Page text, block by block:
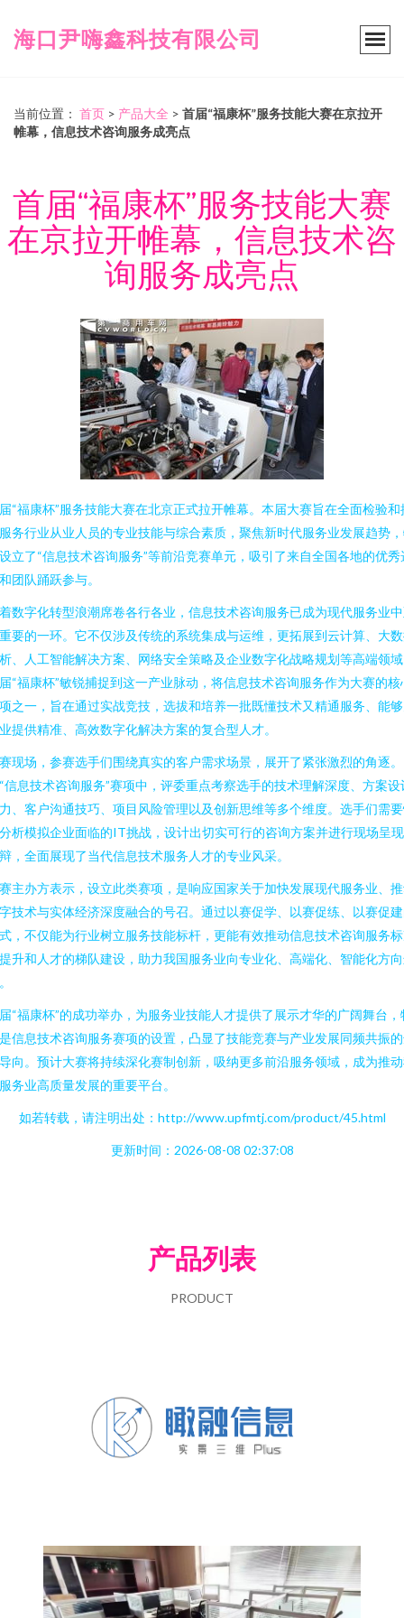
海口尹嗨鑫科技有限公司
当前位置： 首页 > 产品大全 > 首届“福康杯”服务技能大赛在京拉开
帷幕，信息技术咨询服务成亮点
首届“福康杯”服务技能大赛
在京拉开帷幕，信息技术咨
询服务成亮点
“福康杯”服务技能大赛在北京正式拉开帷幕。本届大赛旨在全面检验和
务行业从业人员的专业技能与综合素质，聚焦新时代服务业发展趋势
立了“信息技术咨询服务”等前沿竞赛单元，吸引了来自全国各地的优秀
团队踊跃参与。
数字化转型浪潮席卷各行各业，信息技术咨询服务已成为现代服务业
要的一环。它不仅涉及传统的系统集成与运维，更拓展到云计算、大
、人工智能解决方案、网络安全策略及企业数字化战略规划等高端领
“福康杯”敏锐捕捉到这一产业脉动，将信息技术咨询服务作为大赛的核
之一，旨在通过实战竞技，选拔和培养一批既懂技术又精通服务、能
提供精准、高效数字化解决方案的复合型人才。
现场，参赛选手们围绕真实的客户需求场景，展开了紧张激烈的角逐。
信息技术咨询服务”赛项中，评委重点考察选手的技术理解深度、方案设
、客户沟通技巧、项目风险管理以及创新思维等多个维度。选手们需
析模拟企业面临的IT挑战，设计出切实可行的咨询方案并进行现场呈
，全面展现了当代信息技术服务人才的专业风采。
主办方表示，设立此类赛项，是响应国家关于加快发展现代服务业、
技术与实体经济深度融合的号召。通过以赛促学、以赛促练、以赛促
，不仅能为行业树立服务技能标杆，更能有效推动信息技术咨询服务
升和人才的梯队建设，助力我国服务业向专业化、高端化、智能化方
“福康杯”的成功举办，为服务业技能人才提供了展示才华的广阔舞台，
信息技术咨询服务赛项的设置，凸显了技能竞赛与产业发展同频共振
向。预计大赛将持续深化赛制创新，吸纳更多前沿服务领域，成为推
务业高质量发展的重要平台。
如若转载，请注明出处：http://www.upfmtj.com/product/45.html
更新时间：2026-08-08 02:37:08
产品列表
PRODUCT